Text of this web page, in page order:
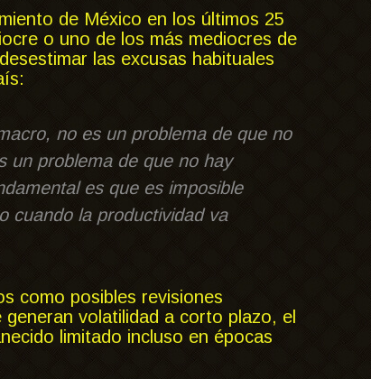
de México en los últimos 25
o uno de los más mediocres de
las excusas habituales
no es un problema de que no
un problema de que no hay
es que es imposible
cuando la productividad va
como posibles revisiones
volatilidad a corto plazo, el
limitado incluso en épocas